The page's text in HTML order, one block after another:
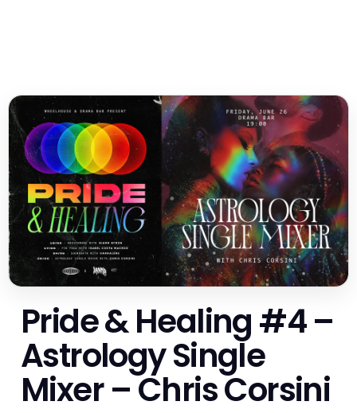
Pride & Healing #4 –
Astrology Single
Mixer – Chris Corsini